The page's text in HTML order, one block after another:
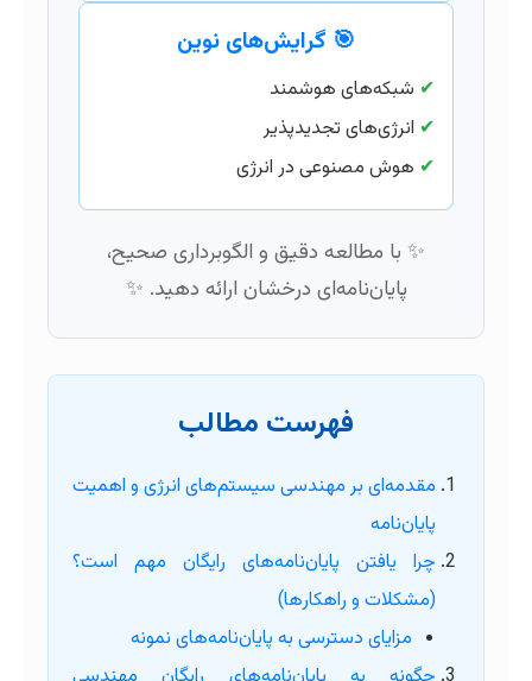
🎯 گرایش‌های نوین
✔ شبکه‌های هوشمند
✔ انرژی‌های تجدیدپذیر
✔ هوش مصنوعی در انرژی
✨ با مطالعه دقیق و الگوبرداری صحیح،
پایان‌نامه‌ای درخشان ارائه دهید. ✨
فهرست مطالب
مقدمه‌ای بر مهندسی سیستم‌های انرژی و اهمیت
پایان‌نامه
چرا یافتن پایان‌نامه‌های رایگان مهم است؟
(مشکلات و راهکارها)
مزایای دسترسی به پایان‌نامه‌های نمونه